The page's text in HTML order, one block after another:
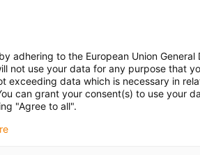
adhering to the European Union General
not use your data for any purpose that
exceeding data which is necessary in
can grant your consent(s) to use your
"Agree to all".